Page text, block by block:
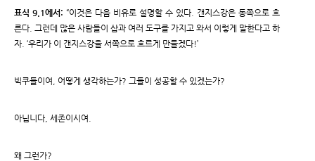
표식 9.1에서: “이것은 다음 비유로 설명할 수 있다. 갠지스강은 동쪽으로 흐
른다. 그런데 많은 사람들이 삽과 여러 도구를 가지고 와서 이렇게 말한다고 하
자. ‘우리가 이 갠지스강을 서쪽으로 흐르게 만들겠다!’
빅쿠들이여, 어떻게 생각하는가? 그들이 성공할 수 있겠는가?
아닙니다, 세존이시여.
왜 그런가?